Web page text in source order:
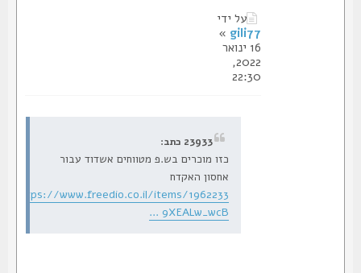
על ידי
gili77
»
16 ינואר
2022,
22:30
23933 כתב:
כזו מוכרים בש.פ מטווחים אשדוד עבור
אחסון האקדח
https://www.freedio.co.il/items/1962233
... 9XEALw_wcB